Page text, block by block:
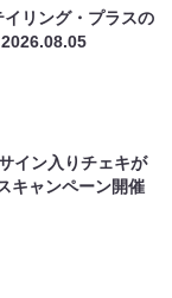
リング・プラスの
2026.08.05
イン入りチェキが
キャンペーン開催